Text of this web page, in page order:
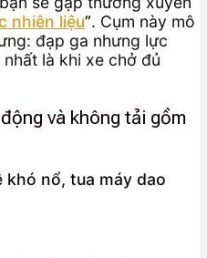
nhiên liệu”. Cụm này mô
đạp ga nhưng lực
là khi xe chở đủ
và không tải gồm
khó nổ, tua máy dao